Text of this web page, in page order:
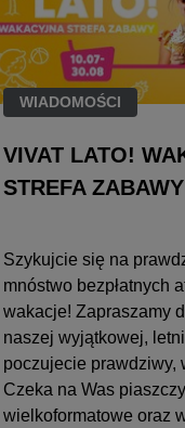
WIADOMOŚCI
VIVAT LATO!
STREFA
Szykujcie się na
mnóstwo bezpłatnych
wakacje! Zapraszamy
naszej wyjątkowej,
poczujecie prawdziwy,
Czeka na Was
wielkoformatowe oraz